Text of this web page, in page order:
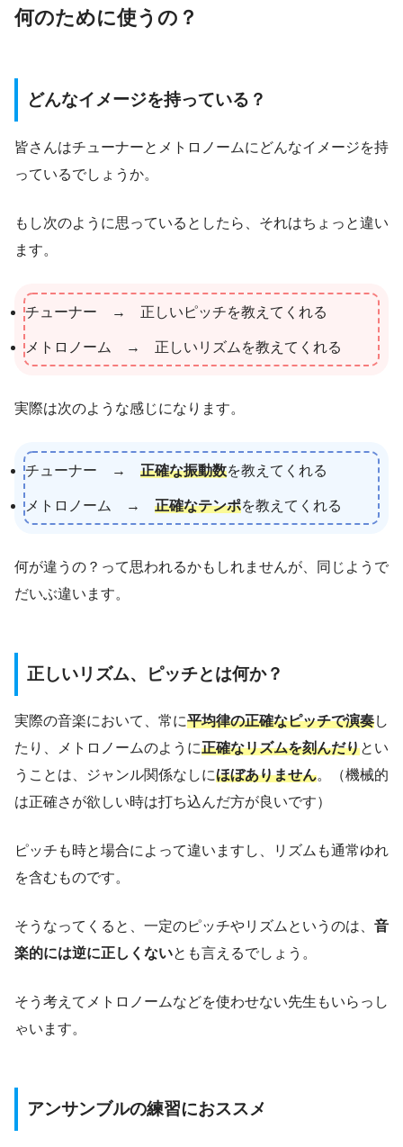
何のために使うの？
どんなイメージを持っている？
皆さんはチューナーとメトロノームにどんなイメージを持
っているでしょうか。
もし次のように思っているとしたら、それはちょっと違い
ます。
チューナー → 正しいピッチを教えてくれる
メトロノーム → 正しいリズムを教えてくれる
実際は次のような感じになります。
チューナー → 正確な振動数を教えてくれる
メトロノーム → 正確なテンポを教えてくれる
何が違うの？って思われるかもしれませんが、同じようで
だいぶ違います。
正しいリズム、ピッチとは何か？
実際の音楽において、常に平均律の正確なピッチで演奏し
たり、メトロノームのように正確なリズムを刻んだりとい
うことは、ジャンル関係なしにほぼありません。（機械的
は正確さが欲しい時は打ち込んだ方が良いです）
ピッチも時と場合によって違いますし、リズムも通常ゆれ
を含むものです。
そうなってくると、一定のピッチやリズムというのは、 音
楽的には逆に正しくないとも言えるでしょう。
そう考えてメトロノームなどを使わせない先生もいらっし
ゃいます。
アンサンブルの練習におススメ